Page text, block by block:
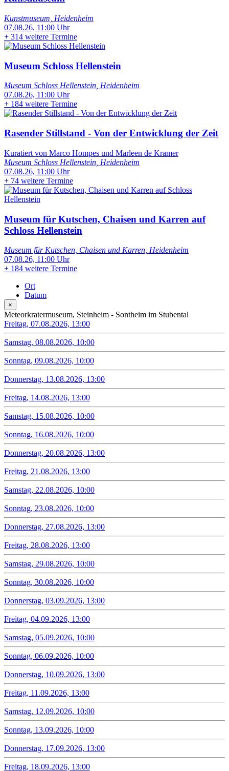
Kunstmuseum, Heidenheim
07.08.26, 11:00 Uhr
+ 314 weitere Termine
Museum Schloss Hellenstein
Museum Schloss Hellenstein, Heidenheim
07.08.26, 11:00 Uhr
+ 184 weitere Termine
Rasender Stillstand - Von der Entwicklung der Zeit
Kuratiert von Marco Hompes und Marleen de Kramer
Museum Schloss Hellenstein, Heidenheim
07.08.26, 11:00 Uhr
+ 74 weitere Termine
Museum für Kutschen, Chaisen und Karren auf
Schloss Hellenstein
Museum für Kutschen, Chaisen und Karren, Heidenheim
07.08.26, 11:00 Uhr
+ 184 weitere Termine
Ort
Datum
×
Meteorkratermuseum, Steinheim - Sontheim im Stubental
Freitag, 07.08.2026, 13:00
Samstag, 08.08.2026, 10:00
Sonntag, 09.08.2026, 10:00
Donnerstag, 13.08.2026, 13:00
Freitag, 14.08.2026, 13:00
Samstag, 15.08.2026, 10:00
Sonntag, 16.08.2026, 10:00
Donnerstag, 20.08.2026, 13:00
Freitag, 21.08.2026, 13:00
Samstag, 22.08.2026, 10:00
Sonntag, 23.08.2026, 10:00
Donnerstag, 27.08.2026, 13:00
Freitag, 28.08.2026, 13:00
Samstag, 29.08.2026, 10:00
Sonntag, 30.08.2026, 10:00
Donnerstag, 03.09.2026, 13:00
Freitag, 04.09.2026, 13:00
Samstag, 05.09.2026, 10:00
Sonntag, 06.09.2026, 10:00
Donnerstag, 10.09.2026, 13:00
Freitag, 11.09.2026, 13:00
Samstag, 12.09.2026, 10:00
Sonntag, 13.09.2026, 10:00
Donnerstag, 17.09.2026, 13:00
Freitag, 18.09.2026, 13:00